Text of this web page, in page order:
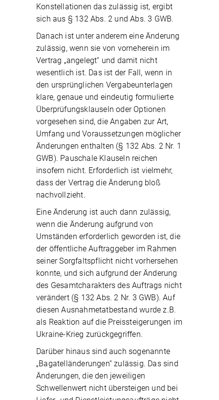
Konstellationen das zulässig ist, ergibt
sich aus § 132 Abs. 2 und Abs. 3 GWB.
Danach ist unter anderem eine Änderung
zulässig, wenn sie von vorneherein im
Vertrag „angelegt“ und damit nicht
wesentlich ist. Das ist der Fall, wenn in
den ursprünglichen Vergabeunterlagen
klare, genaue und eindeutig formulierte
Überprüfungsklauseln oder Optionen
vorgesehen sind, die Angaben zur Art,
Umfang und Voraussetzungen möglicher
Änderungen enthalten (§ 132 Abs. 2 Nr. 1
GWB). Pauschale Klauseln reichen
insofern nicht. Erforderlich ist vielmehr,
dass der Vertrag die Änderung bloß
nachvollzieht.
Eine Änderung ist auch dann zulässig,
wenn die Änderung aufgrund von
Umständen erforderlich geworden ist, die
der öffentliche Auftraggeber im Rahmen
seiner Sorgfaltspflicht nicht vorhersehen
konnte, und sich aufgrund der Änderung
des Gesamtcharakters des Auftrags nicht
verändert (§ 132 Abs. 2 Nr. 3 GWB). Auf
diesen Ausnahmetatbestand wurde z.B.
als Reaktion auf die Preissteigerungen im
Ukraine-Krieg zurückgegriffen.
Darüber hinaus sind auch sogenannte
„Bagatelländerungen“ zulässig. Das sind
Änderungen, die den jeweiligen
Schwellenwert nicht übersteigen und bei